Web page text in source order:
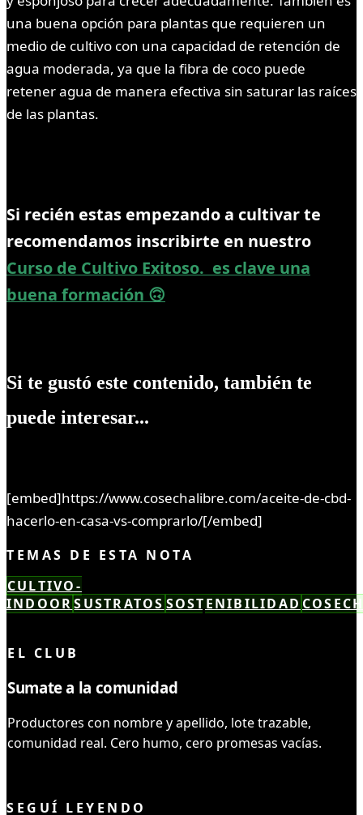
una buena opción para plantas que requieren un
medio de cultivo con una capacidad de retención de
agua moderada, ya que la fibra de coco puede
retener agua de manera efectiva sin saturar las raíces
de las plantas.
Si recién estas empezando a cultivar te
recomendamos inscribirte en nuestro
Curso de Cultivo Exitoso. es clave una
buena formación 🙃
Si te gustó este contenido, también te
puede interesar...
[embed]https://www.cosechalibre.com/aceite-de-cbd-
hacerlo-en-casa-vs-comprarlo/[/embed]
TEMAS DE ESTA NOTA
CULTIVO-
INDOOR SUSTRATOS SOSTENIBILIDAD
EL CLUB
Sumate a la comunidad
Productores con nombre y apellido, lote trazable,
comunidad real. Cero humo, cero promesas vacías.
SEGUÍ LEYENDO